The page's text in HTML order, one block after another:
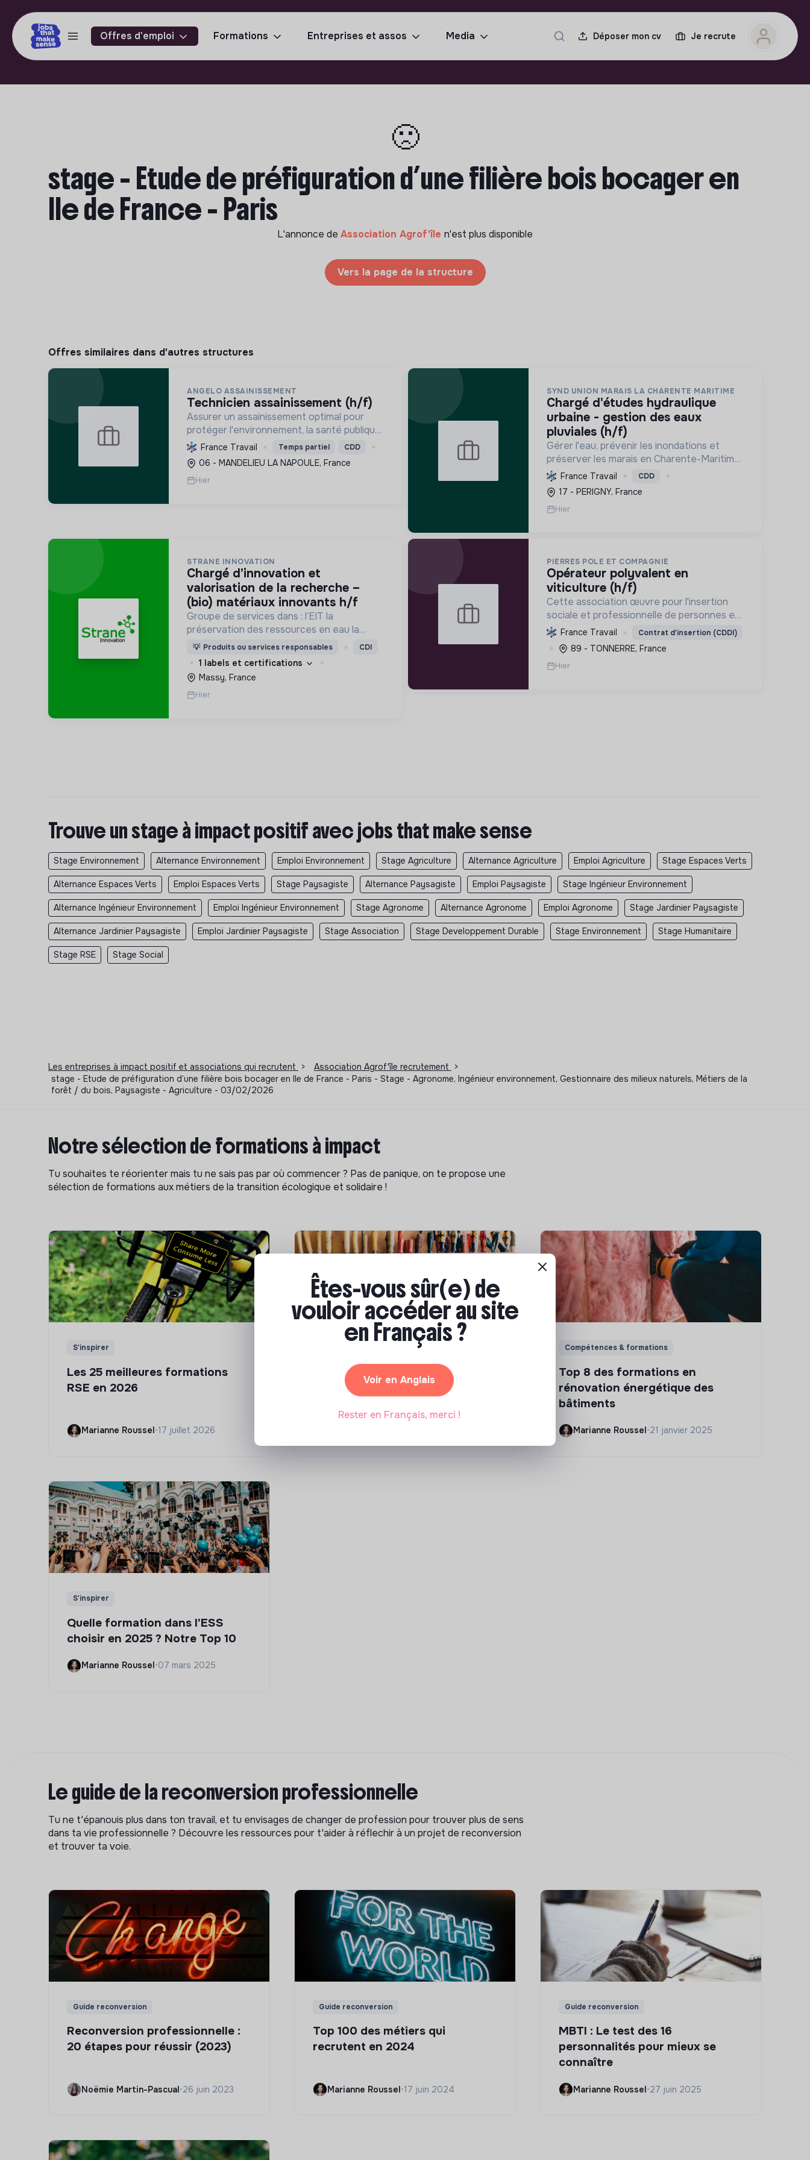
Offres d'emploi Formations Entreprises et assos Media Déposer mon cv Je recrute
🙁
stage - Etude de préfiguration d’une filière bois bocager en
Ile de France - Paris
L'annonce de Association Agrof'île n'est plus disponible
Vers la page de la structure
Offres similaires dans d'autres structures
ANGELO ASSAINISSEMENT
technicien assainissement (h/f)
Assurer un assainissement optimal pour
protéger l'environnement, la santé publique
et la pérennité des infrastructures, tout en
prévenant les nuisances et en garantissant
la conformité réglementaire.
France Travail Temps partiel CDD
06 - MANDELIEU LA NAPOULE, France
Hier
SYND UNION MARAIS LA CHARENTE MARITIME
chargé d'études hydraulique
urbaine - gestion des eaux
pluviales (h/f)
Gérer l'eau, prévenir les inondations et
préserver les marais en Charente-Maritime.
L'entreprise protège la biodiversité et
facilite la transition écologique par une
gestion durable des milieux humide...
France Travail CDD
17 - PERIGNY, France
Hier
STRANE INNOVATION
chargé d’innovation et
valorisation de la recherche –
(bio) matériaux innovants h/f
Groupe de services dans : l’EIT la
préservation des ressources en eau la
prévention des inondations l’agriculture
durable et les écosystèmes terrestres les
sciences cognitives
💡 Produits ou services responsables CDI
1 labels et certifications
Massy, France
Hier
PIERRES POLE ET COMPAGNIE
opérateur polyvalent en
viticulture (h/f)
Cette association œuvre pour l'insertion
sociale et professionnelle de personnes en
difficulté, en proposant divers services
(viticulture, espaces verts, encombrants,
sous-traitance, nettoyage) contri...
France Travail Contrat d'insertion (CDDI)
89 - TONNERRE, France
Hier
Trouve un stage à impact positif avec jobs that make sense
Stage Environnement Alternance Environnement Emploi Environnement Stage Agriculture Alternance Agriculture Emploi Agriculture Stage Espaces Verts
Alternance Espaces Verts Emploi Espaces Verts Stage Paysagiste Alternance Paysagiste Emploi Paysagiste Stage Ingénieur Environnement
Alternance Ingénieur Environnement Emploi Ingénieur Environnement Stage Agronome Alternance Agronome Emploi Agronome Stage Jardinier Paysagiste
Alternance Jardinier Paysagiste Emploi Jardinier Paysagiste Stage Association Stage Developpement Durable Stage Environnement Stage Humanitaire
Stage RSE Stage Social
Les entreprises à impact positif et associations qui recrutent > Association Agrof'île recrutement
>
stage - Etude de préfiguration d’une filière bois bocager en Ile de France - Paris - Stage - Agronome, Ingénieur environnement, Gestionnaire des milieux naturels, Métiers de la
forêt / du bois, Paysagiste - Agriculture - 03/02/2026
Notre sélection de formations à impact
Tu souhaites te réorienter mais tu ne sais pas par où commencer ? Pas de panique, on te propose une
sélection de formations aux métiers de la transition écologique et solidaire !
S'inspirer
Les 25 meilleures formations
RSE en 2026
Marianne Roussel•17 juillet 2026
Compétences & formations
Comment se former à la
transition écologique ?
Compétences & formations
Top 8 des formations en
rénovation énergétique des
bâtiments
Marianne Roussel•21 janvier 2025
S'inspirer
Quelle formation dans l'ESS
choisir en 2025 ? Notre Top 10
Marianne Roussel•07 mars 2025
Le guide de la reconversion professionnelle
Tu ne t'épanouis plus dans ton travail, et tu envisages de changer de profession pour trouver plus de sens
dans ta vie professionnelle ? Découvre les ressources pour t'aider à réflechir à un projet de reconversion
et trouver ta voie.
Guide reconversion
Reconversion professionnelle :
20 étapes pour réussir (2023)
Noëmie Martin-Pascual•26 juin 2023
Guide reconversion
Top 100 des métiers qui
recrutent en 2024
Marianne Roussel•17 juin 2024
Guide reconversion
MBTI : Le test des 16
personnalités pour mieux se
connaître
Marianne Roussel•27 juin 2025
Êtes-vous sûr(e) de
vouloir accéder au site
en Français ?
Voir en Anglais
Rester en Français, merci !